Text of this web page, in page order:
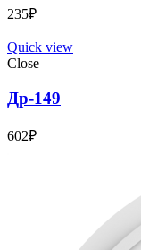
235₽
Quick view
Close
Др-149
602₽